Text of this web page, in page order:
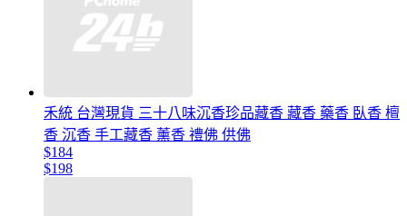
禾統 台灣現貨 三十八味沉香珍品藏香 藏香 藥香 臥香 檀
香 沉香 手工藏香 薰香 禮佛 供佛
$184
$198